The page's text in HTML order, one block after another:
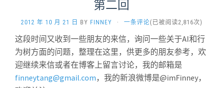
第二回
2012 年 10 月 21 日 BY FINNEY · 一条评论(已被阅读2,816次)
这段时间又收到一些朋友的来信，询问一些关于AI和行
为树方面的问题，整理在这里，供更多的朋友参考，欢
迎继续来信或者在博客上留言讨论，我的邮箱是
finneytang@gmail.com，我的新浪微博是@imFinney，